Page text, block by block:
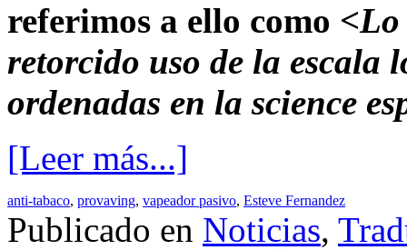
referimos a ello como <Lo
retorcido uso de la escala
ordenadas en la science
[Leer más...]
anti-tabaco, provaving, vapeador pasivo, Esteve Fernandez
Publicado en Noticias,